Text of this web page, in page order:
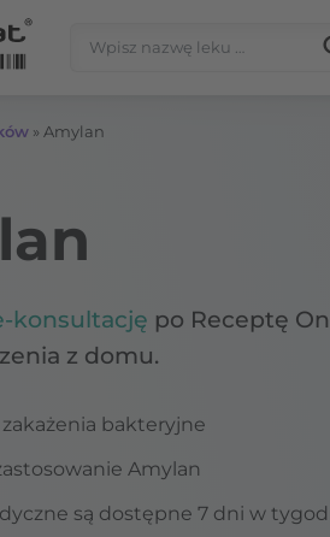
» Amylan
konsultację po Receptę
z domu.
bakteryjne
Amylan
są dostępne 7 dni w